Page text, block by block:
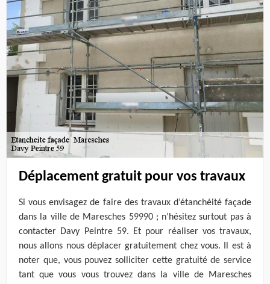
Déplacement gratuit pour vos travaux
Si vous envisagez de faire des travaux d’étanchéité façade
dans la ville de Maresches 59990 ; n’hésitez surtout pas à
contacter Davy Peintre 59. Et pour réaliser vos travaux,
nous allons nous déplacer gratuitement chez vous. Il est à
noter que, vous pouvez solliciter cette gratuité de service
tant que vous vous trouvez dans la ville de Maresches